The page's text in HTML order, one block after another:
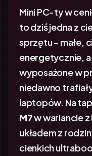
Mini PC-ty w
to dziś jedna z
sprzętu – małe,
energetycznie,
wyposażone w
niedawno
laptopów. Na
M7w wariancie z
układem z
cienkich